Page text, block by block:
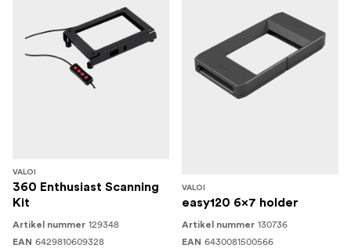
VALOI
360 Enthusiast Scanning
Kit
Artikel nummer 129348
EAN 6429810609328
VALOI
easy120 6x7 holder
Artikel nummer 130736
EAN 6430081500566